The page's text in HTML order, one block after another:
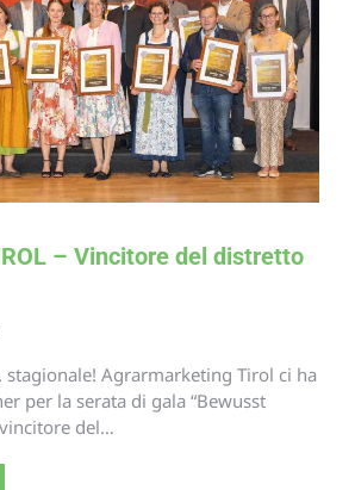
– Vincitore del distretto
stagionale! Agrarmarketing Tirol ci ha
per la serata di gala “Bewusst
del…